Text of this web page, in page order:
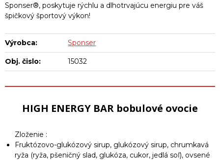
Sponser®, poskytuje rýchlu a dlhotrvajúcu energiu pre váš
špičkový športový výkon!
Výrobca: Sponser
Obj. čislo: 15032
HIGH ENERGY BAR bobulové ovocie
Zloženie :
Fruktózovo-glukózový sirup, glukózový sirup, chrumkavá
ryža (ryža, pšeničný slad, glukóza, cukor, jedlá soľ), ovsené